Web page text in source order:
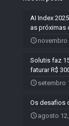
AI Index
as próximas
novembro
Solutis faz
faturar R$
setembro
Os desafios
agosto